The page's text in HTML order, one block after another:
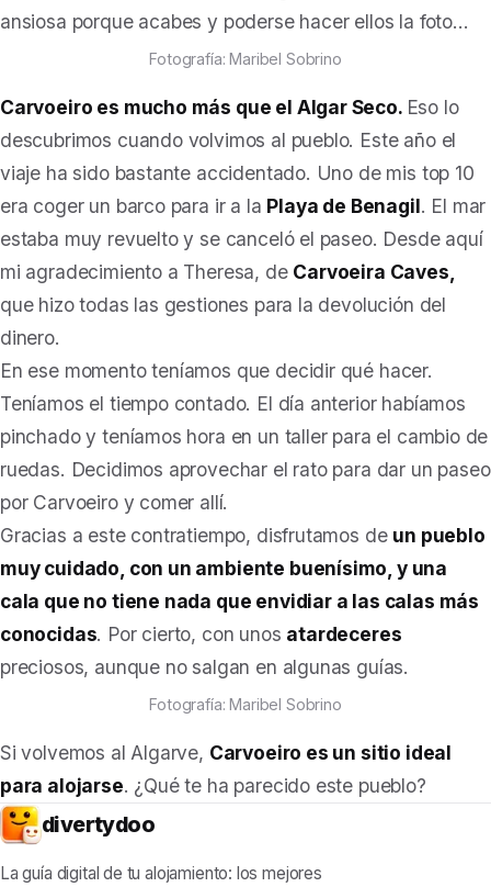
ansiosa porque acabes y poderse hacer ellos la foto…
Fotografía: Maribel Sobrino
Carvoeiro es mucho más que el Algar Seco. Eso lo
descubrimos cuando volvimos al pueblo. Este año el
viaje ha sido bastante accidentado. Uno de mis top 10
era coger un barco para ir a la Playa de Benagil. El mar
estaba muy revuelto y se canceló el paseo. Desde aquí
mi agradecimiento a Theresa, de Carvoeira Caves,
que hizo todas las gestiones para la devolución del
dinero.
En ese momento teníamos que decidir qué hacer.
Teníamos el tiempo contado. El día anterior habíamos
pinchado y teníamos hora en un taller para el cambio de
ruedas. Decidimos aprovechar el rato para dar un paseo
por Carvoeiro y comer allí.
Gracias a este contratiempo, disfrutamos de un pueblo
muy cuidado, con un ambiente buenísimo, y una
cala que no tiene nada que envidiar a las calas más
conocidas. Por cierto, con unos atardeceres
preciosos, aunque no salgan en algunas guías.
Fotografía: Maribel Sobrino
Si volvemos al Algarve, Carvoeiro es un sitio ideal
para alojarse. ¿Qué te ha parecido este pueblo?
divertydoo
La guía digital de tu alojamiento: los mejores